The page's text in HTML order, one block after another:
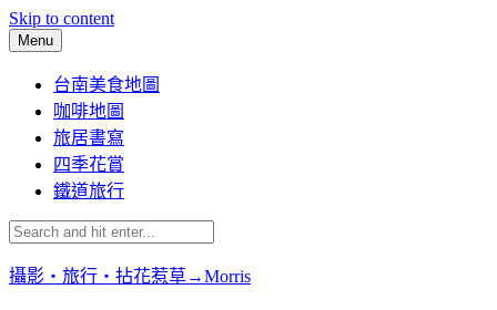
Skip to content
Menu
台南美食地圖
咖啡地圖
旅居書寫
四季花賞
鐵道旅行
攝影‧旅行‧拈花惹草→Morris